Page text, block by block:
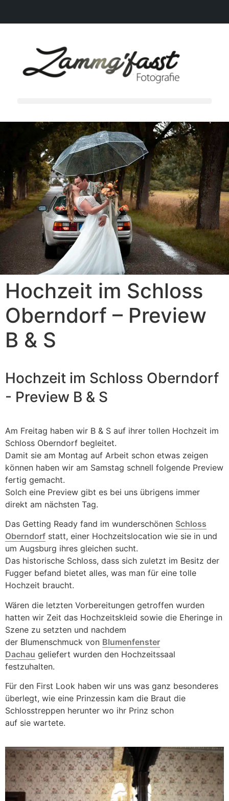
Hochzeit im Schloss
Oberndorf – Preview
B & S
Hochzeit im Schloss Oberndorf
- Preview B & S
Am Freitag haben wir B & S auf ihrer tollen Hochzeit im
Schloss Oberndorf begleitet.
Damit sie am Montag auf Arbeit schon etwas zeigen
können haben wir am Samstag schnell folgende Preview
fertig gemacht.
Solch eine Preview gibt es bei uns übrigens immer
direkt am nächsten Tag.
Das Getting Ready fand im wunderschönen Schloss
Oberndorf statt, einer Hochzeitslocation wie sie in und
um Augsburg ihres gleichen sucht.
Das historische Schloss, dass sich zuletzt im Besitz der
Fugger befand bietet alles, was man für eine tolle
Hochzeit braucht.
Wären die letzten Vorbereitungen getroffen wurden
hatten wir Zeit das Hochzeitskleid sowie die Eheringe in
Szene zu setzten und nachdem
der Blumenschmuck von Blumenfenster
Dachau geliefert wurden den Hochzeitssaal
festzuhalten.
Für den First Look haben wir uns was ganz besonderes
überlegt, wie eine Prinzessin kam die Braut die
Schlosstreppen herunter wo ihr Prinz schon
auf sie wartete.